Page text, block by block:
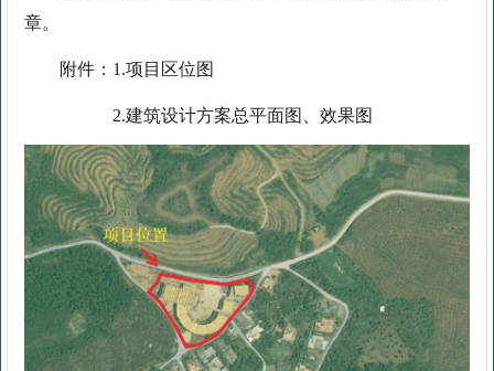
章。
附件：1.项目区位图
2.建筑设计方案总平面图、效果图